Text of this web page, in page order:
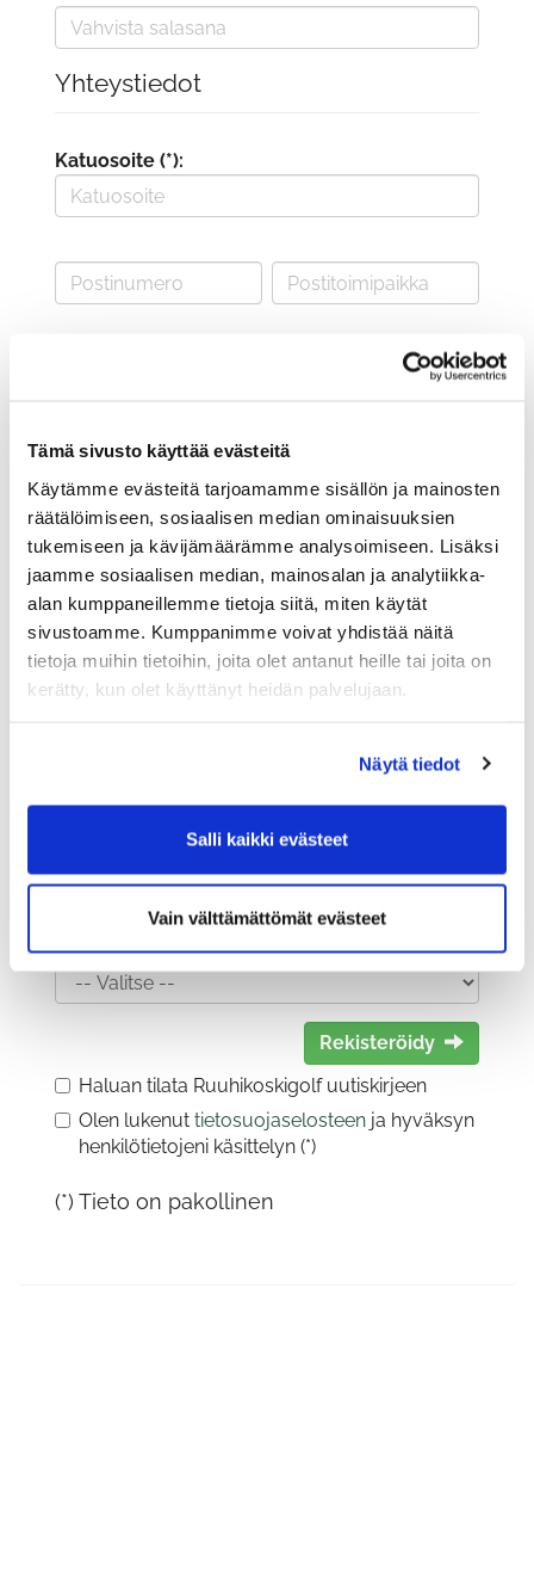
Tämä sivusto käyttää evästeitä
Käytämme evästeitä tarjoamamme sisällön ja mainosten
räätälöimiseen, sosiaalisen median ominaisuuksien
tukemiseen ja kävijämäärämme analysoimiseen. Lisäksi
jaamme sosiaalisen median, mainosalan ja analytiikka-
alan kumppaneillemme tietoja siitä, miten käytät
sivustoamme. Kumppanimme voivat yhdistää näitä
tietoja muihin tietoihin, joita olet antanut heille tai joita on
kerätty, kun olet käyttänyt heidän palvelujaan.
Näytä tiedot
Salli kaikki evästeet
Vain välttämättömät evästeet
Yhteystiedot
Katuosoite (*):
Valitse seura:
Jäsennumero:
Lisätiedot
Sukupuoli:
Rekisteröidy
Haluan tilata Ruuhikoskigolf uutiskirjeen
Olen lukenut tietosuojaselosteen ja hyväksyn
henkilötietojeni käsittelyn (*)
(*) Tieto on pakollinen